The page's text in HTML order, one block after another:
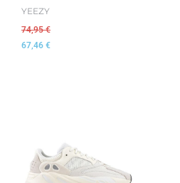
YEEZY
74,95€
67,46 €